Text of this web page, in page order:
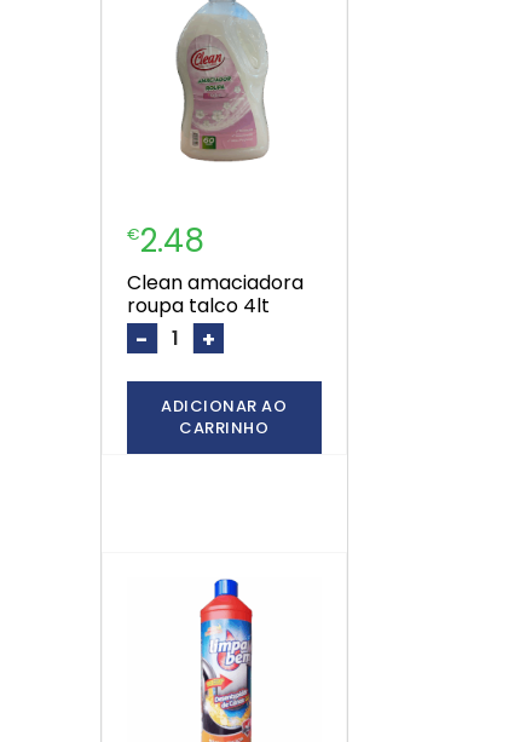
€2.48
clean amaciadora
roupa talco 4lt
- +
ADICIONAR AO
CARRINHO